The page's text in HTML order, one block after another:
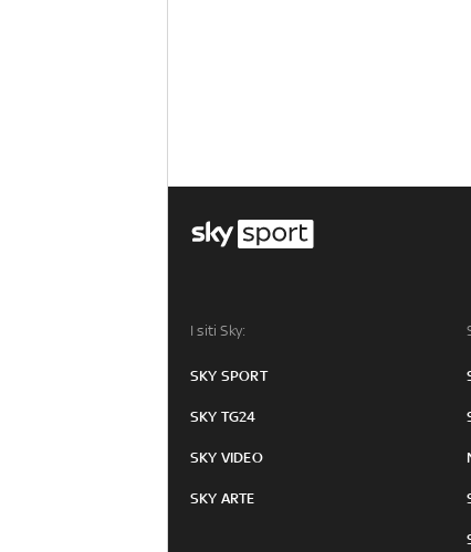
I siti Sky:
SKY SPORT
SKY TG24
SKY VIDEO
SKY ARTE